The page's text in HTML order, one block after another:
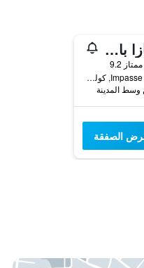
أوتل لا كازا بايرول
ممتاز 9.2
Impasse Des Palmiers, كوليور, إقليم البرانيس الشرقية, فرنسا
الصفقة